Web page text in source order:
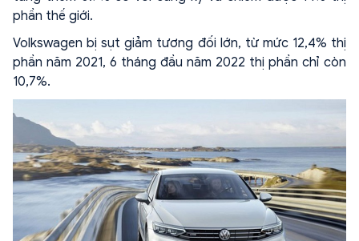
phần thế giới.
Volkswagen bị sụt giảm tương đối lớn, từ mức 12,4% thị
phần năm 2021, 6 tháng đầu năm 2022 thị phần chỉ còn
10,7%.